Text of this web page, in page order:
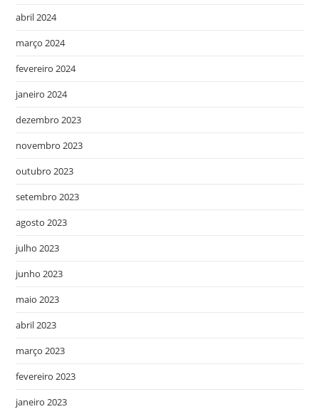
abril 2024
março 2024
fevereiro 2024
janeiro 2024
dezembro 2023
novembro 2023
outubro 2023
setembro 2023
agosto 2023
julho 2023
junho 2023
maio 2023
abril 2023
março 2023
fevereiro 2023
janeiro 2023